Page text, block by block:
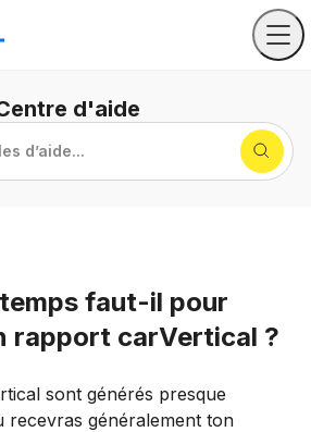
d'aide
d’aide...
faut-il pour
rapport carVertical ?
sont générés presque
recevras généralement ton